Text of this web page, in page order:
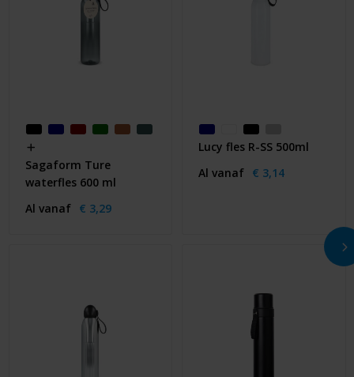
Sagaform Ture
waterfles 600 ml
Al vanaf € 3,29
Lucy fles R-SS 500ml
Al vanaf € 3,14